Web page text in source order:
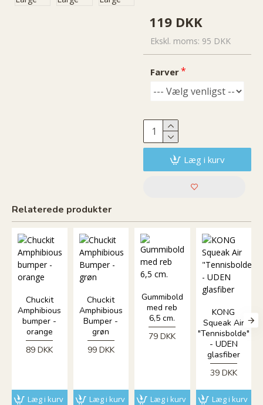
119 DKK
Ekskl. moms: 95 DKK
Farver
Læg i kurv
Relaterede produkter
Chuckit
Amphibious
bumper -
orange
89 DKK
Læg i kurv
Chuckit
Amphibious
Bumper -
grøn
99 DKK
Læg i kurv
Gummibold
med reb
6,5 cm.
79 DKK
Læg i kurv
KONG
Squeak Air
"Tennisbolde"
- UDEN
glasfiber
39 DKK
Læg i kurv